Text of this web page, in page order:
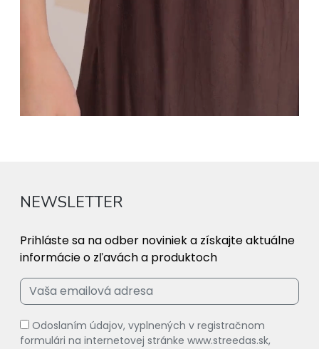
NEWSLETTER
Prihláste sa na odber noviniek a získajte aktuálne
informácie o zľavách a produktoch
Odoslaním údajov, vyplnených v registračnom
formulári na internetovej stránke www.streedas.sk,